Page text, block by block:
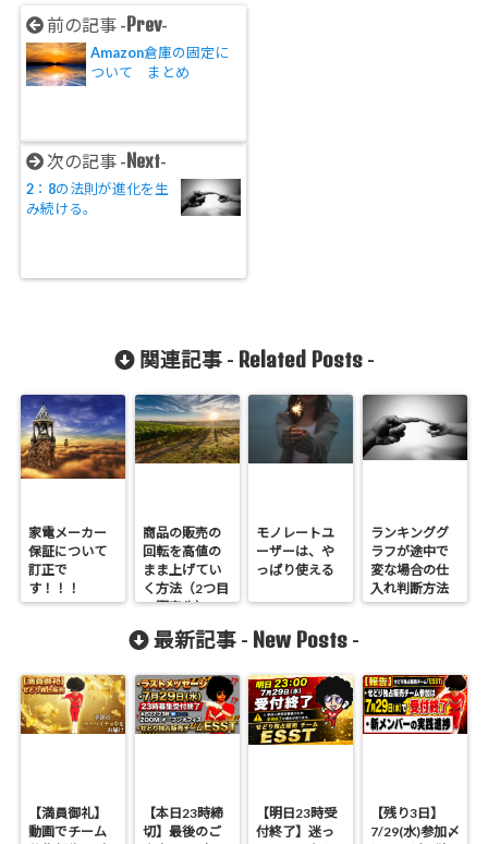
前の記事 -Prev-
Amazon倉庫の固定に
ついて まとめ
次の記事 -Next-
2：8の法則が進化を生
み続ける。
関連記事 - Related Posts-
家電メーカー
保証について
訂正で
す！！！
商品の販売の
回転を高値の
まま上げてい
く方法（2つ目
の販売先）
モノレートユ
ーザーは、や
っぱり使える
ランキンググ
ラフが途中で
変な場合の仕
入れ判断方法
最新記事 - New Posts -
【満員御礼】
動画でチーム
【本日23時締
切】最後のご
【明日23時受
付終了】迷っ
【残り3日】
7/29(水)参加〆